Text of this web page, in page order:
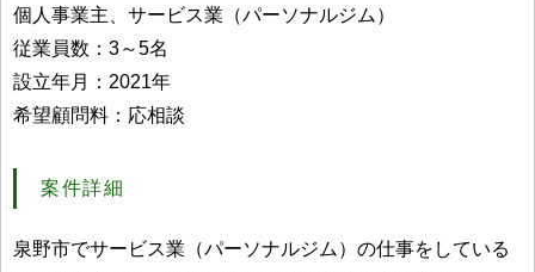
個人事業主、サービス業（パーソナルジム）
従業員数：3～5名
設立年月：2021年
希望顧問料：応相談
案件詳細
泉野市でサービス業（パーソナルジム）の仕事をしている